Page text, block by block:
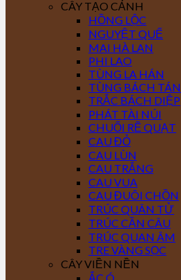
CÂY TẠO CẢNH
HỒNG LỘC
NGUYỆT QUẾ
MAI HÀ LAN
PHI LAO
TÙNG LA HÁN
TÙNG BÁCH TÁN
TRẮC BÁCH DIỆP
PHÁT TÀI NÚI
CHUỐI RẼ QUẠT
CAU ĐỎ
CAU LÙN
CAU TRẮNG
CAU VUA
CAU ĐUÔI CHỒN
TRÚC QUÂN TỬ
TRÚC CẦN CÂU
TRÚC QUAN ÂM
TRE VÀNG SỌC
CÂY VIỀN NỀN